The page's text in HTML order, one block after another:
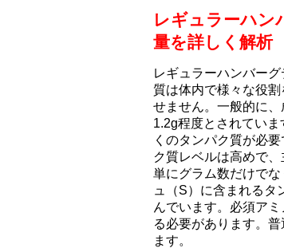
レギュラーハン
量を詳しく解析
レギュラーハンバー
質は体内で様々な役
せません。一般的に
1.2g程度とされてい
くのタンパク質が必
ク質レベルは高めで
単にグラム数だけで
ュ（S）に含まれるタ
んでいます。必須ア
る必要があります。
ます。